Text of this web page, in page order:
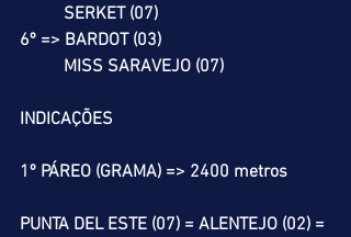
          SERKET (07)
6º => BARDOT (03)
          MISS SARAVEJO (07)
INDICAÇÕES
1º PÁREO (GRAMA) => 2400 metros
PUNTA DEL ESTE (07) = ALENTEJO (02) =